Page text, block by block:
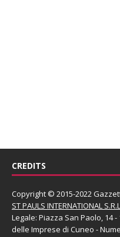
CREDITS
Copyright © 2015-2022
ST PAULS INTERNATIONAL
Legale: Piazza San Paolo, 14
delle Imprese di Cuneo -